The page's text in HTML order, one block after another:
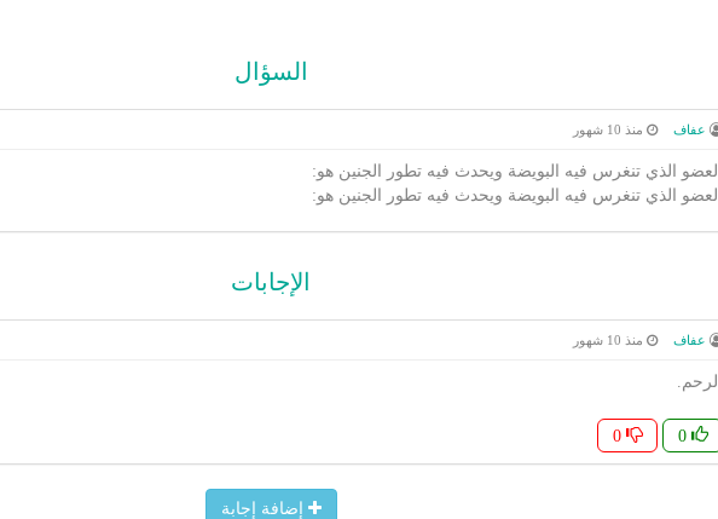
السؤال
عفاف منذ 10 شهور
العضو الذي تنغرس فيه البويضة ويحدث فيه تطور الجنين هو:
العضو الذي تنغرس فيه البويضة ويحدث فيه تطور الجنين هو:
الإجابات
عفاف منذ 10 شهور
الرحم.
0
0
إضافة إجابة